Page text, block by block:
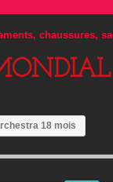
chaussures,
18 mois